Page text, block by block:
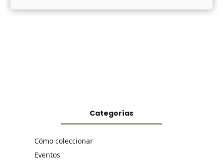
Categorías
Cómo coleccionar
Eventos